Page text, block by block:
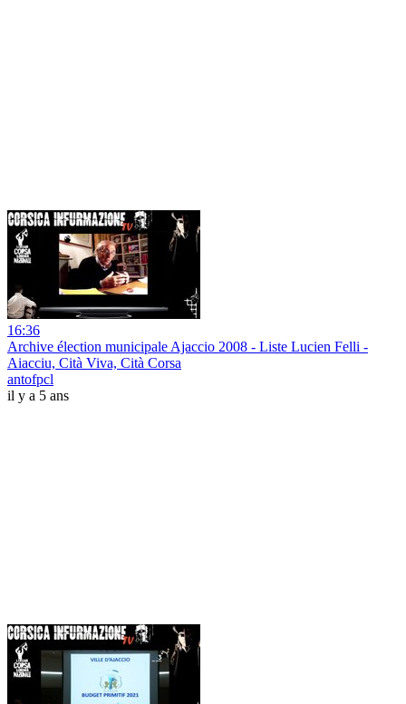
16:36
Archive élection municipale Ajaccio 2008 - Liste Lucien Felli -
Aiacciu, Cità Viva, Cità Corsa
antofpcl
il y a 5 ans